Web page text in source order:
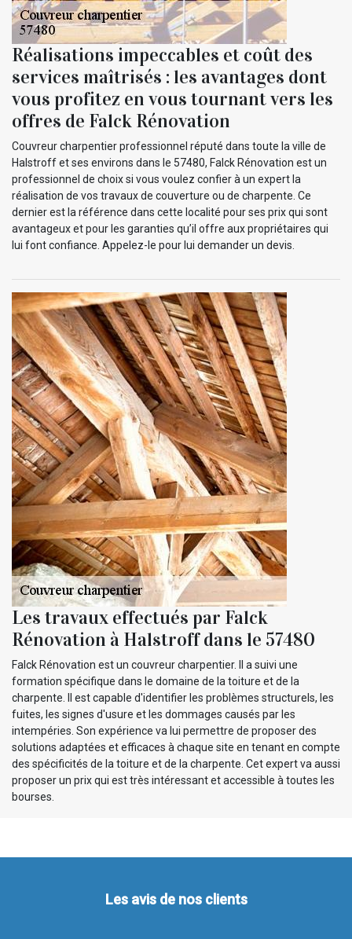
Réalisations impeccables et coût des
services maîtrisés : les avantages dont
vous profitez en vous tournant vers les
offres de Falck Rénovation
Couvreur charpentier professionnel réputé dans toute la ville de
Halstroff et ses environs dans le 57480, Falck Rénovation est un
professionnel de choix si vous voulez confier à un expert la
réalisation de vos travaux de couverture ou de charpente. Ce
dernier est la référence dans cette localité pour ses prix qui sont
avantageux et pour les garanties qu’il offre aux propriétaires qui
lui font confiance. Appelez-le pour lui demander un devis.
Les travaux effectués par Falck
Rénovation à Halstroff dans le 57480
Falck Rénovation est un couvreur charpentier. Il a suivi une
formation spécifique dans le domaine de la toiture et de la
charpente. Il est capable d'identifier les problèmes structurels, les
fuites, les signes d'usure et les dommages causés par les
intempéries. Son expérience va lui permettre de proposer des
solutions adaptées et efficaces à chaque site en tenant en compte
des spécificités de la toiture et de la charpente. Cet expert va aussi
proposer un prix qui est très intéressant et accessible à toutes les
bourses.
Les avis de nos clients